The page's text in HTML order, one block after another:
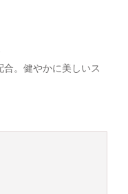
。健やかに美しいス